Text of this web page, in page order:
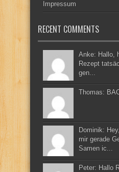
Impressum
RECENT COMMENTS
Anke: Hallo,
Rezept
gen...
Thomas:
Dominik:
mir gerade
Samen ic...
Peter: Hallo